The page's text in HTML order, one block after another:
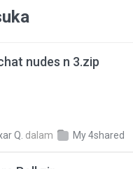
nudes n 3.zip
Q. dalam My 4shared